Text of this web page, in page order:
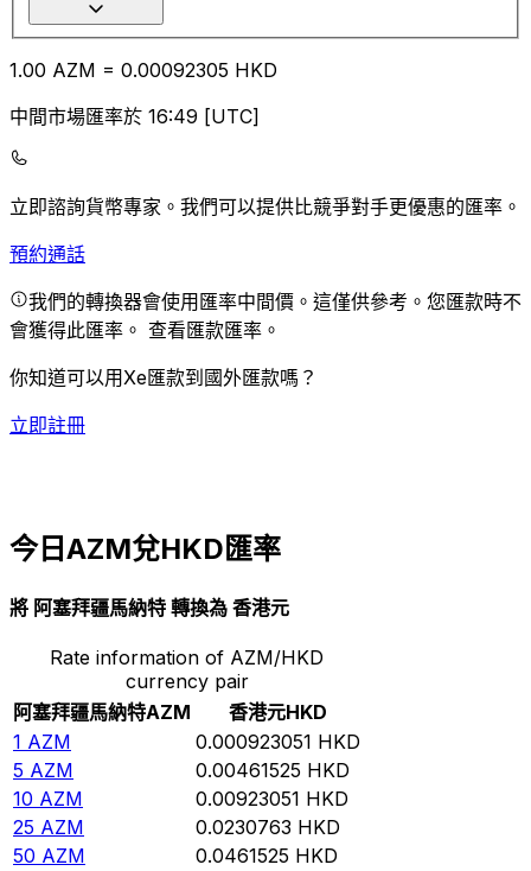
1.00 AZM = 0.00092305 HKD
中間市場匯率於 16:49 [UTC]
立即諮詢貨幣專家。 我們可以提供比競爭對手更優惠的匯率。
預約通話
我們的轉換器會使用匯率中間價。這僅供參考。您匯款時不
會獲得此匯率。 查看匯款匯率。
你知道可以用Xe匯款到國外匯款嗎？
立即註冊
今日AZM兌HKD匯率
將 阿塞拜疆馬納特 轉換為 香港元
Rate information of AZM/HKD
currency pair
阿塞拜疆馬納特AZM 香港元HKD
1 AZM 0.000923051 HKD
5 AZM 0.00461525 HKD
10 AZM 0.00923051 HKD
25 AZM 0.0230763 HKD
50 AZM 0.0461525 HKD